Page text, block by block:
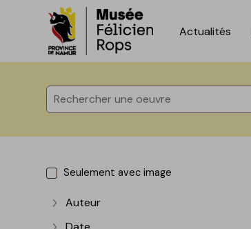
Accèder directement au contenu
Accèder directement au contenu
Actualités
Seulement avec image
Afficher plus
Auteur